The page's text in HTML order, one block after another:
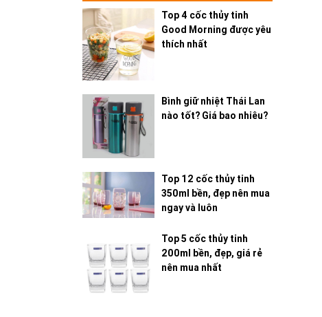
Top 4 cốc thủy tinh
Good Morning được yêu
thích nhất
Bình giữ nhiệt Thái Lan
nào tốt? Giá bao nhiêu?
Top 12 cốc thủy tinh
350ml bền, đẹp nên mua
ngay và luôn
Top 5 cốc thủy tinh
200ml bền, đẹp, giá rẻ
nên mua nhất